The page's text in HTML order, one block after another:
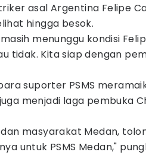
asal Argentina Felipe
hingga besok.
menunggu kondisi
tidak. Kita siap dengan
suporter PSMS
menjadi laga pembuka
masyarakat Medan,
untuk PSMS Medan,"